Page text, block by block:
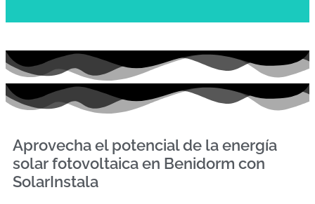
Aprovecha el potencial de la energía
solar fotovoltaica en Benidorm con
SolarInstala